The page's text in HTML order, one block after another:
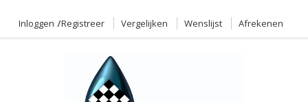
Inloggen Registreer Vergelijken Wenslijst Afrekenen